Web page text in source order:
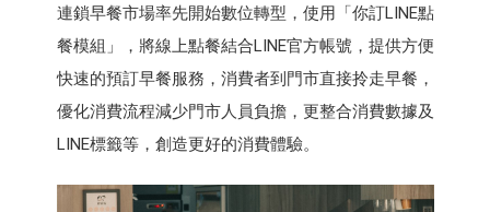
連鎖早餐市場率先開始數位轉型，使用「你訂LINE點
餐模組」，將線上點餐結合LINE官方帳號，提供方便
快速的預訂早餐服務，消費者到門市直接拎走早餐，
優化消費流程減少門市人員負擔，更整合消費數據及
LINE標籤等，創造更好的消費體驗。